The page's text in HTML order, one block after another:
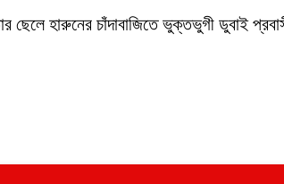
ছেলে হারুনের চাঁদাবাজিতে ভুক্তভুগী ডুবাই